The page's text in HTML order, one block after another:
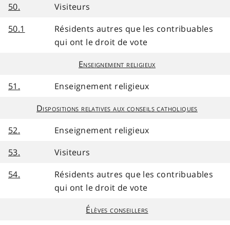
50.
Visiteurs
50.1
Résidents autres que les contribuables
qui ont le droit de vote
Enseignement religieux
51.
Enseignement religieux
Dispositions relatives aux conseils catholiques
52.
Enseignement religieux
53.
Visiteurs
54.
Résidents autres que les contribuables
qui ont le droit de vote
Élèves conseillers